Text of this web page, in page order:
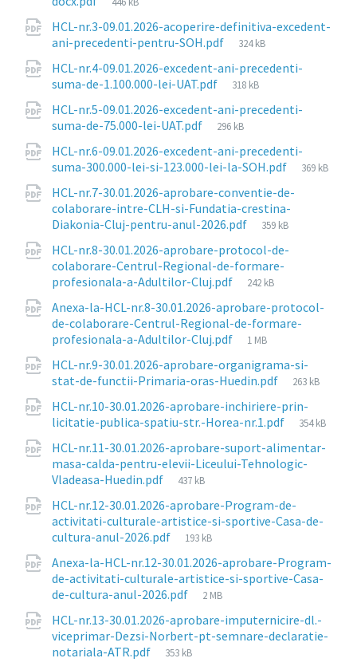
HCL-nr.3-09.01.2026-acoperire-definitiva-excedent-
ani-precedenti-pentru-SOH.pdf
File
324 kB
HCL-nr.4-09.01.2026-excedent-ani-precedenti-
suma-de-1.100.000-lei-UAT.pdf
File
318 kB
HCL-nr.5-09.01.2026-excedent-ani-precedenti-
suma-de-75.000-lei-UAT.pdf
File
296 kB
HCL-nr.6-09.01.2026-excedent-ani-precedenti-
suma-300.000-lei-si-123.000-lei-la-SOH.pdf
File
369 kB
HCL-nr.7-30.01.2026-aprobare-conventie-de-
colaborare-intre-CLH-si-Fundatia-crestina-
Diakonia-Cluj-pentru-anul-2026.pdf
File
359 kB
HCL-nr.8-30.01.2026-aprobare-protocol-de-
colaborare-Centrul-Regional-de-formare-
profesionala-a-Adultilor-Cluj.pdf
File
242 kB
Anexa-la-HCL-nr.8-30.01.2026-aprobare-protocol-
de-colaborare-Centrul-Regional-de-formare-
profesionala-a-Adultilor-Cluj.pdf
File
1 MB
HCL-nr.9-30.01.2026-aprobare-organigrama-si-
stat-de-functii-Primaria-oras-Huedin.pdf
File
263 kB
HCL-nr.10-30.01.2026-aprobare-inchiriere-prin-
licitatie-publica-spatiu-str.-Horea-nr.1.pdf
File
354 kB
HCL-nr.11-30.01.2026-aprobare-suport-alimentar-
masa-calda-pentru-elevii-Liceului-Tehnologic-
Vladeasa-Huedin.pdf
File
437 kB
HCL-nr.12-30.01.2026-aprobare-Program-de-
activitati-culturale-artistice-si-sportive-Casa-de-
cultura-anul-2026.pdf
File
193 kB
Anexa-la-HCL-nr.12-30.01.2026-aprobare-Program-
de-activitati-culturale-artistice-si-sportive-Casa-
de-cultura-anul-2026.pdf
File
2 MB
HCL-nr.13-30.01.2026-aprobare-imputernicire-dl.-
viceprimar-Dezsi-Norbert-pt-semnare-declaratie-
notariala-ATR.pdf
File
353 kB